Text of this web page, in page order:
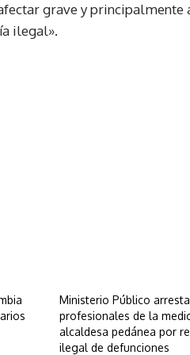
grave y
ilegal».
Ministerio Público
profesionales de la
alcaldesa pedánea por
ilegal de defunciones